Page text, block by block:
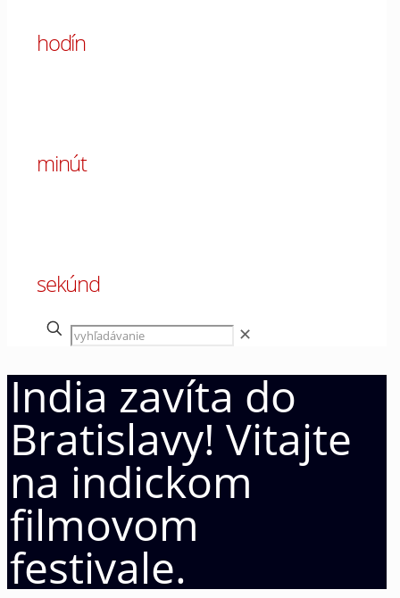
hodín
minút
sekúnd
✕
India zavíta do
Bratislavy! Vitajte
na indickom
filmovom
festivale.